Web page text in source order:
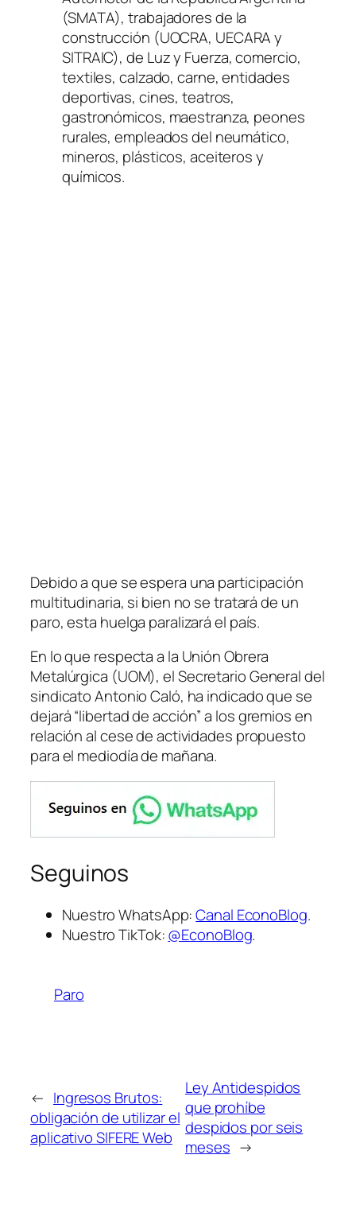
(SMATA), trabajadores de la
construcción (UOCRA, UECARA y
SITRAIC), de Luz y Fuerza, comercio,
textiles, calzado, carne, entidades
deportivas, cines, teatros,
gastronómicos, maestranza, peones
rurales, empleados del neumático,
mineros, plásticos, aceiteros y
químicos.
Debido a que se espera una participación
multitudinaria, si bien no se tratará de un
paro, esta huelga paralizará el país.
En lo que respecta a la Unión Obrera
Metalúrgica (UOM), el Secretario General del
sindicato Antonio Caló, ha indicado que se
dejará“libertad de acción”a los gremios en
relación al cese de actividades propuesto
para el mediodía de mañana.
Seguinos
Nuestro WhatsApp:Canal EconoBlog.
Nuestro TikTok:@EconoBlog.
Paro
← Ingresos Brutos:
obligación de utilizar el
aplicativo SIFERE Web
Ley Antidespidos
que prohíbe
despidos por seis
meses →